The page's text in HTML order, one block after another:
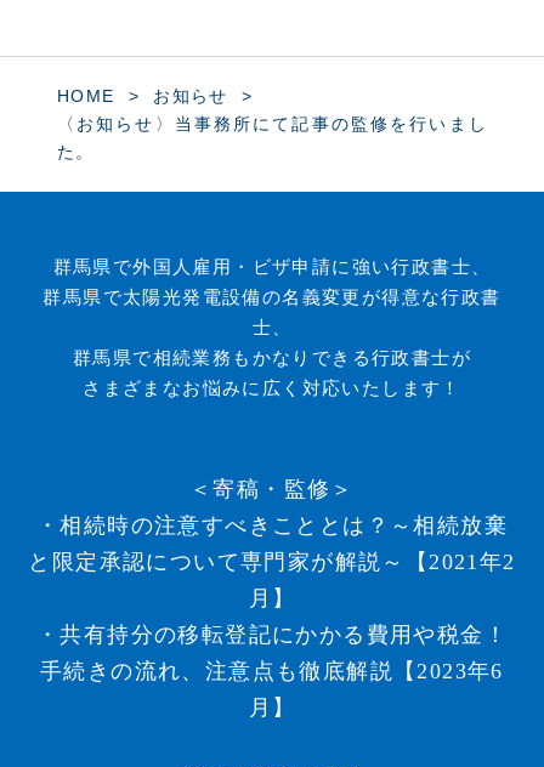
HOME
お知らせ
〈お知らせ〉当事務所にて記事の監修を行いまし
た。
群馬県で外国人雇用・ビザ申請に強い行政書士、
群馬県で太陽光発電設備の名義変更が得意な行政書
士、
群馬県で相続業務もかなりできる行政書士が
さまざまなお悩みに広く対応いたします！
＜寄稿・監修＞
・相続時の注意すべきこととは？～相続放棄
と限定承認について専門家が解説～【2021年2
月】
・共有持分の移転登記にかかる費用や税金！
手続きの流れ、注意点も徹底解説【2023年6
月】